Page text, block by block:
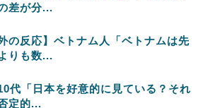
差が分...
外の反応】ベトナム人「ベトナムは先
りも数...
代「日本を好意的に見ている？それ
定的...